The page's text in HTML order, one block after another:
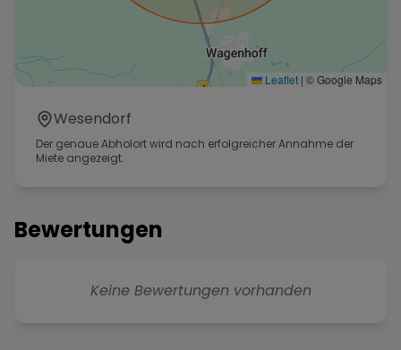
Leaflet | © Google Maps
Wesendorf
Der genaue Abholort wird nach erfolgreicher Annahme der
Miete angezeigt.
Bewertungen
Keine Bewertungen vorhanden